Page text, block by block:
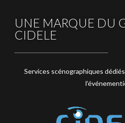
UNE MARQUE DU
CIDELE
Services scénographiques